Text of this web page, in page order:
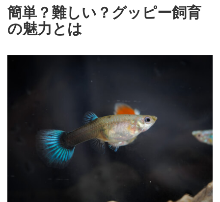
簡単？難しい？グッピー飼育
の魅力とは